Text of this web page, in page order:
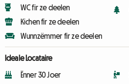
WC fir ze deelen
Kichen fir ze deelen
Wunnzëmmer fir ze deelen
Ideale Locataire
Ënner 30 Joer